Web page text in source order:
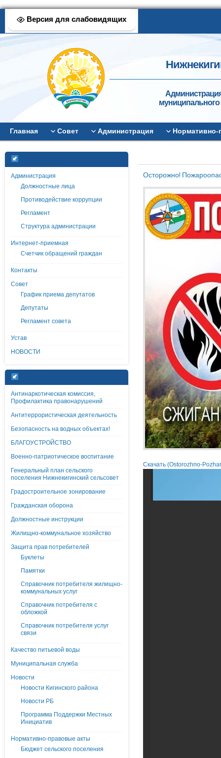
Версия для слабовидящих
муниципального
Главная Совет Администрация
Администрация
Должностные лица
Противодействие коррупции
Регламент
Структура администрации
Интернет-приемная
Счетчик обращений граждан
Контакты
Совет
График приема депутатов
Депутаты
Регламент совета
Устав
НОВОСТИ
Антинаркотическая комиссия,
Профилактика правонарушений
Антитеррористическая деятельность
Безопасность на водных объектах!
БЛАГОУСТРОЙСТВО
Военно-патриотическое воспитание
Генеральный план сельского
поселения Нижнекигинский сельсовет
Градостроительное зонирование
Гражданская оборона
Должностные инструкции
Жилищно-коммунальное хозяйство
Защита прав потребителей
Буклеты
Памятки
Справочник потребителя жилищно-
коммунальных услуг
Справочник потребителя с
обложкой
Справочник потребителя услуг
связи
Качество питьевой воды
Муниципальная служба
Новости
Новости Кигинского района
Новости РБ
Программа Поддержки Местных
Инициатив
Нормативно-правовые акты
Бюджет сельского поселения
Осторожно!
Скачать (Ostorozhno-